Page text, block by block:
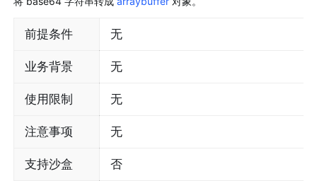
前提条件 无
业务背景 无
使用限制 无
注意事项 无
支持沙盒 否